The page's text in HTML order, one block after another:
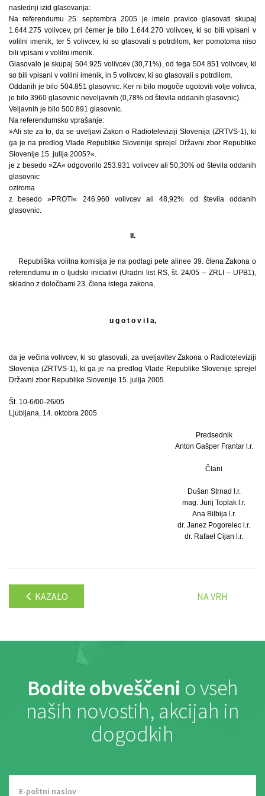
naslednji izid glasovanja:
Na referendumu 25. septembra 2005 je imelo pravico glasovati skupaj
1.644.275 volivcev, pri čemer je bilo 1.644.270 volivcev, ki so bili vpisani v
volilni imenik, ter 5 volivcev, ki so glasovali s potrdilom, ker pomotoma niso
bili vpisani v volilni imenik.
Glasovalo je skupaj 504.925 volivcev (30,71%), od tega 504.851 volivcev, ki
so bili vpisani v volilni imenik, in 5 volivcev, ki so glasovali s potrdilom.
Oddanih je bilo 504.851 glasovnic. Ker ni bilo mogoče ugotoviti volje volivca,
je bilo 3960 glasovnic neveljavnih (0,78% od števila oddanih glasovnic).
Veljavnih je bilo 500.891 glasovnic.
Na referendumsko vprašanje:
»Ali ste za to, da se uveljavi Zakon o Radioteleviziji Slovenija (ZRTVS-1), ki
ga je na predlog Vlade Republike Slovenije sprejel Državni zbor Republike
Slovenije 15. julija 2005?«.
je z besedo »ZA« odgovorilo 253.931 volivcev ali 50,30% od števila oddanih
glasovnic
oziroma
z besedo »PROTI« 246.960 volivcev ali 48,92% od števila oddanih
glasovnic.
II.
Republiška volilna komisija je na podlagi pete alinee 39. člena Zakona o
referendumu in o ljudski iniciativi (Uradni list RS, št. 24/05 – ZRLI – UPB1),
skladno z določbami 23. člena istega zakona,
u g o t o v i l a,
da je večina volivcev, ki so glasovali, za uveljavitev Zakona o Radioteleviziji
Slovenija (ZRTVS-1), ki ga je na predlog Vlade Republike Slovenije sprejel
Državni zbor Republike Slovenije 15. julija 2005.
Št. 10-6/00-26/05
Ljubljana, 14. oktobra 2005
Predsednik
Anton Gašper Frantar l.r.
Člani
Dušan Strnad l.r.
mag. Jurij Toplak l.r.
Ana Bilbija l.r.
dr. Janez Pogorelec l.r.
dr. Rafael Cijan l.r.
KAZALO NA VRH
Bodite obveščeni o vseh
naših novostih, akcijah in
dogodkih